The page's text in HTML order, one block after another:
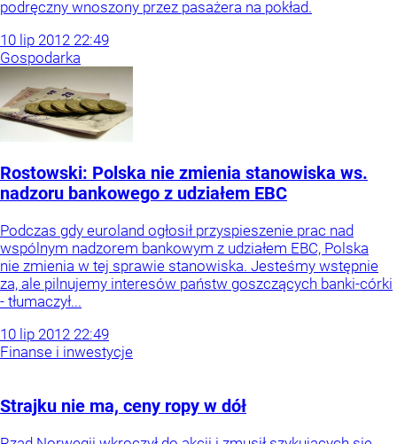
podręczny wnoszony przez pasażera na pokład.
10 lip 2012 22:49
Gospodarka
Rostowski: Polska nie zmienia stanowiska ws.
nadzoru bankowego z udziałem EBC
Podczas gdy euroland ogłosił przyspieszenie prac nad
wspólnym nadzorem bankowym z udziałem EBC, Polska
nie zmienia w tej sprawie stanowiska. Jesteśmy wstępnie
za, ale pilnujemy interesów państw goszczących banki-córki
- tłumaczył...
10 lip 2012 22:49
Finanse i inwestycje
Strajku nie ma, ceny ropy w dół